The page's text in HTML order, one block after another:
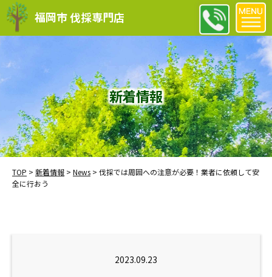
福岡市 伐採専門店
新着情報
TOP > 新着情報 > News > 伐採では周囲への注意が必要！業者に依頼して安
全に行おう
2023.09.23